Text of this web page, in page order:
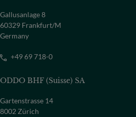
Gallusanlage 8
60329 Frankfurt/M
Germany
+49 69 718-0
ODDO BHF (Suisse) SA
Gartenstrasse 14
8002 Zürich